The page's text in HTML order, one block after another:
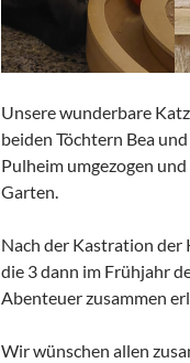
Unsere wunderbare
beiden Töchtern Bea
Pulheim umgezogen
Garten.
Nach der Kastration
die 3 dann im Frühjahr
Abenteuer zusammen
Wir wünschen allen